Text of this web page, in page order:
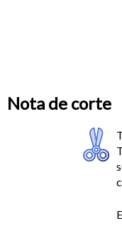
Nota de corte